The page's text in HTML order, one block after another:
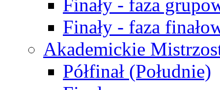
Finały - faza
Finały - faza
Akademickie
Półfinał (Południe)